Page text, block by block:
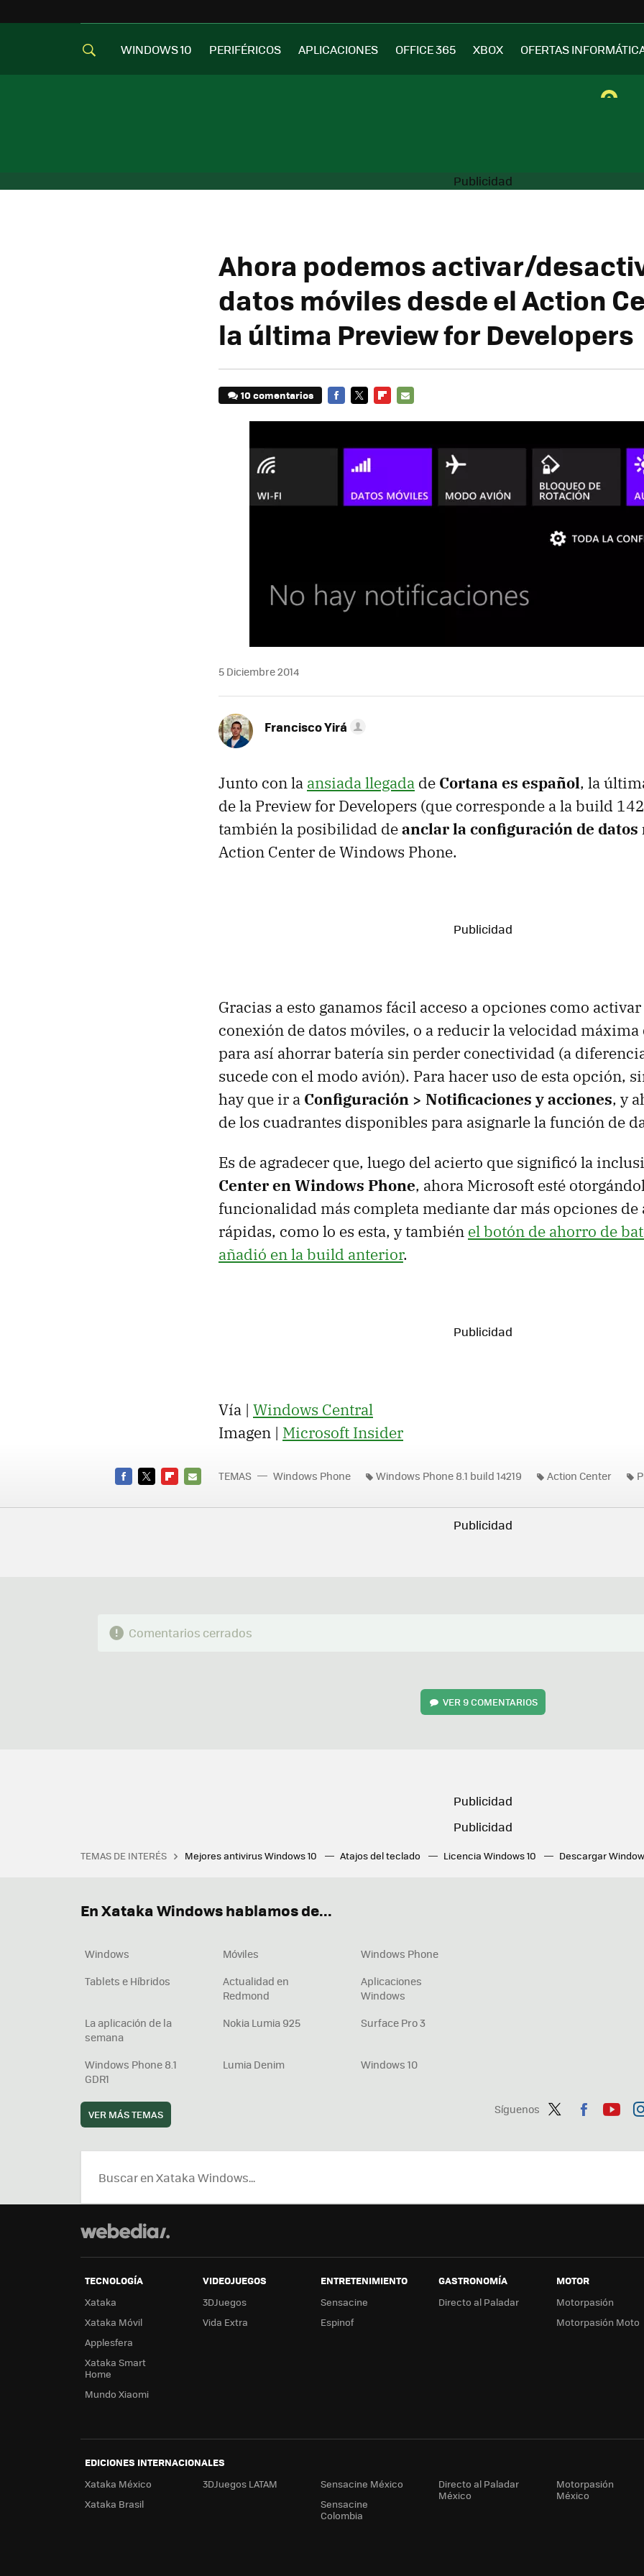
WINDOWS 10 PERIFÉRICOS APLICACIONES OFFICE 365 XBOX OFERTAS
Ahora podemos activar/
datos móviles desde el Action
la última Preview for Developers
10 comentarios
5 Diciembre 2014
Francisco Yirá
Junto con la ansiada llegada de Cortana es español, la
de la Preview for Developers (que corresponde a la build
también la posibilidad deanclar la configuración de datos
Action Center de Windows Phone.
Gracias a esto ganamos fácil acceso a opciones como
conexión de datos móviles, o a reducir la velocidad
para así ahorrar batería sin perder conectividad (a
sucede con el modo avión). Para hacer uso de esta opción,
hay que ir a Configuración > Notificaciones y acciones, y
de los cuadrantes disponibles para asignarle la función de
Es de agradecer que, luego del acierto que significó la
Center en Windows Phone, ahora Microsoft esté
funcionalidad más completa mediante dar más opciones de
rápidas, como lo es esta, y también el botón de ahorro de
añadió en la build anterior.
Vía | Windows Central
Imagen | Microsoft Insider
MAIL
TEMAS Windows Phone Windows Phone 8.1 build 14219 Action Center
Comentarios cerrados
VER 9 COMENTARIOS
TEMAS DE INTERÉS Mejores antivirus Windows 10 Atajos del teclado Licencia Windows 10 Descargar
Síguenos
ter
ebo tub
En Xataka Windows hablamos de...
Windows Móviles
Windows Phone
Tablets e Híbridos
Actualidad en
Redmond
Aplicaciones
Windows
La aplicación de la
semana
Nokia Lumia 925 Surface Pro 3
Windows Phone 8.1
GDR1
Lumia Denim Windows 10
VER MÁS TEMAS
TECNOLOGÍA
Xataka
Xataka Móvil
Applesfera
Xataka Smart
Home
Mundo Xiaomi
VIDEOJUEGOS
3DJuegos
Vida Extra
ENTRETENIMIENTO
Sensacine
Espinof
GASTRONOMÍA
Directo al Paladar
MOTOR
Motorpasión
Motorpasión Moto
EDICIONES INTERNACIONALES
Xataka México
Xataka Brasil
3DJuegos LATAM
Sensacine México
Sensacine
Colombia
Directo al Paladar
México
Motorpasión
México